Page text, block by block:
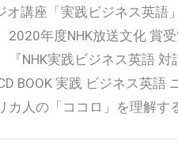
オ講座「実践ビジネス英
2020年度NHK放送文化 賞受
『NHK実践ビジネス英語
CD BOOK 実践 ビジネス英
カ人の「ココロ」を理解す